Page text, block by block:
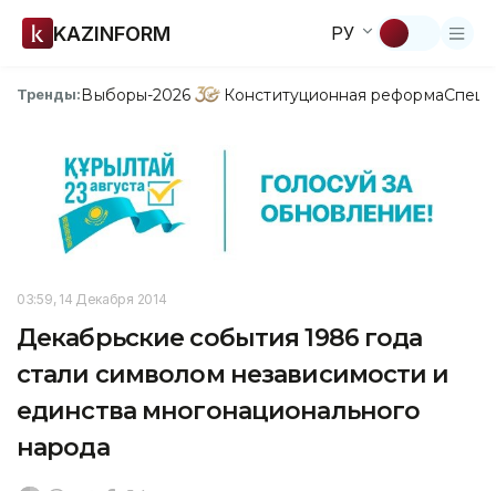
KAZINFORM РУ
Тренды:Выборы-2026 Конституционная реформа
03:59, 14 Декабря 2014
Декабрьские события 1986 года
стали символом независимости и
единства многонационального
народа